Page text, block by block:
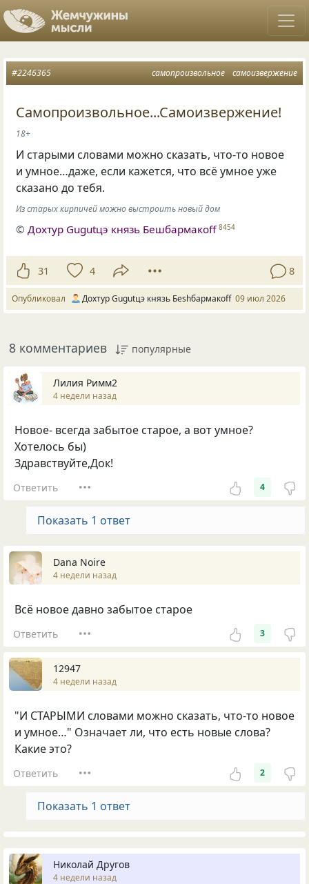
самопроизвольное самоизвержение
#2246365
Самопроизвольное...Самоизвержение!
18+
И старыми словами можно сказать, что-то новое
и умное…даже, если кажется, что всё умное уже
сказано до тебя.
Из старых кирпичей можно выстроить новый дом
©Дохтур Gugutцэ князь Бешбармакоff 8454
31 4 8
Опубликовал Дохтур Gugutцэ князь Беshбармакоff 09 июл 2026
8 комментариев популярные
Лилия Римм2
4 недели назад
Новое- всегда забытое старое, а вот умное?
Хотелось бы)
Здравствуйте,Док!
Ответить 4
Показать 1 ответ
Dana Noire
4 недели назад
Всё новое давно забытое старое
Ответить 3
12947
4 недели назад
"И СТАРЫМИ словами можно сказать, что-то новое
и умное…" Означает ли, что есть новые слова?
Какие это?
Ответить 2
Показать 1 ответ
Николай Другов
4 недели назад